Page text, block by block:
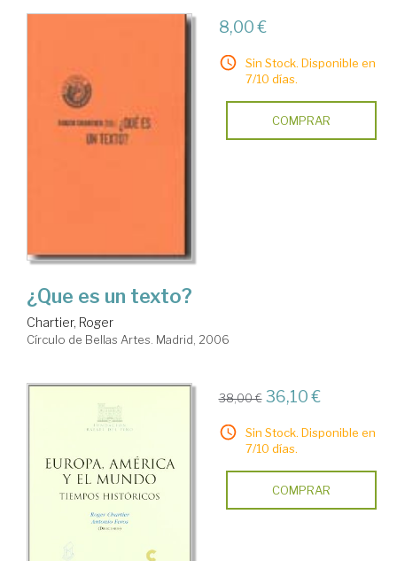
8,00 €
Sin Stock. Disponible en
7/10 días.
COMPRAR
¿Que es un texto?
Chartier, Roger
Círculo de Bellas Artes. Madrid, 2006
38,00 € 36,10 €
Sin Stock. Disponible en
7/10 días.
COMPRAR